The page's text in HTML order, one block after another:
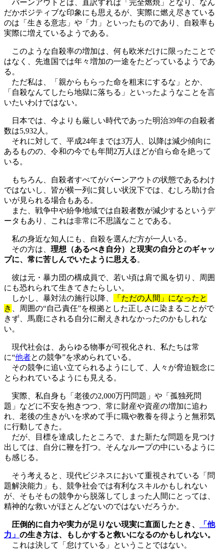
バーンアウトとは、直訳すれば「完全燃焼」となり、なん
だかポジティブな印象にも思えるが、実際に燃え尽きている
のは「生きる意志」や「力」といったものであり、自殺率も
実際に増えているようである。
このような自殺率の増加は、何も欧米だけに限ったことで
はなく、先進国では年々増加の一途をたどっているようであ
る。
ただ私は、「親からもらった命を粗末にするな」とか、
「自殺なんてしたら地獄に落ちる」といったようなことを言
いたいわけではない。
日本では、今よりも厳しい時代であった明治39年の自殺者
数は5,932人。
それに対して、平成24年までは3万人、以降は減少傾向に
あるものの、令和の今でも年間2万人ほどが自ら命を絶って
いる。
もちろん、自殺者すべてがバーンアウトの状態であるわけ
ではないし、皆が横一列に貧しい状況下では、むしろ助け合
いが見られる場合もある。
また、戦争中や紛争地域では自殺者数が減少するというデ
ータもあり、これは非常に不思議なことである。
私の身近な知人にも、自殺を選んだ方が一人いる。
その方は、 理想（あるべき自分）と現実の自分とのギャッ
プに、常に苦しんでいたように思える。
彼は元・暴力団の構成員で、若い頃は肩で風を切り、周囲
にも恐れられて生きてきたらしい。
しかし、暴対法の施行以降、
「ただの人間」になったと
き
、周囲の“自己責任”を根拠とした正しさに染まることがで
きず、馬鹿にされる自分に耐えきれなかったのかもしれな
い。
現代社会は、あらゆる物事が可視化され、私たちは常
に“他者との競争”を求められている。
その競争に追い立てられるようにして、人々が脅迫観念に
とらわれているようにも見える。
実際、私自身も「老後の2,000万円問題」や「孤独死問
題」などに不安を抱きつつ、常に財産や資産の増加に追わ
れ、老後の生きがいを求めて手に職や教養を得ようと無邪気
に行動してきた。
だが、目標を達成したところで、また新たな問題を見つけ
出しては、自分に鞭を打つ。そんなループの中にいるように
も感じる。
そう考えると、現代ビジネスにおいて重視されている「問
題解決能力」も、競争社会では有利なスキルかもしれない
が、そもそもの競争から脱落してしまった人間にとっては、
精神的な救いがほとんどないのではないだろうか。
圧倒的に自力や実力が足りない現実に直面したとき、
「他
力」 の生き方は、もしかすると救いになるのかもしれない。
これは決して「怠けている」ということではない。